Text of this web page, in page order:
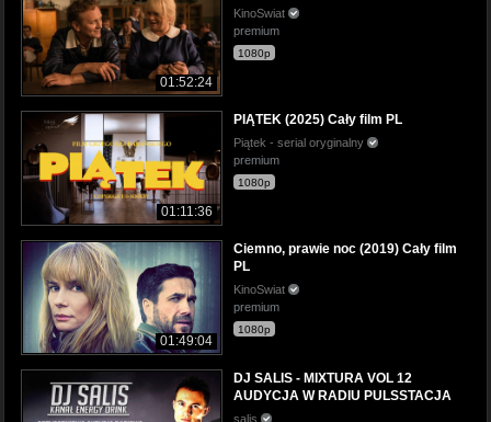
01:52:24
KinoSwiat
premium
1080p
01:11:36
PIĄTEK (2025) Cały film PL
Piątek - serial oryginalny
premium
1080p
01:49:04
Ciemno, prawie noc (2019) Cały film
PL
KinoSwiat
premium
1080p
DJ SALIS - MIXTURA VOL 12
AUDYCJA W RADIU PULSSTACJA
salis